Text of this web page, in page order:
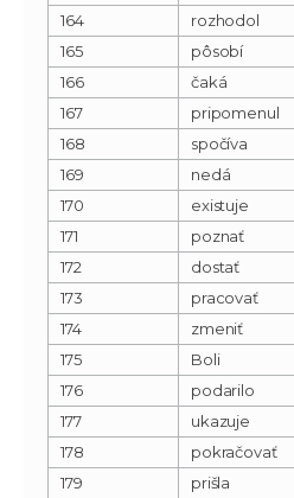
164
rozhodol
165
pôsobí
166
čaká
167
pripomenul
168
spočíva
169
nedá
170
existuje
171
poznať
172
dostať
173
pracovať
174
zmeniť
175
Boli
176
podarilo
177
ukazuje
178
pokračovať
179
prišla